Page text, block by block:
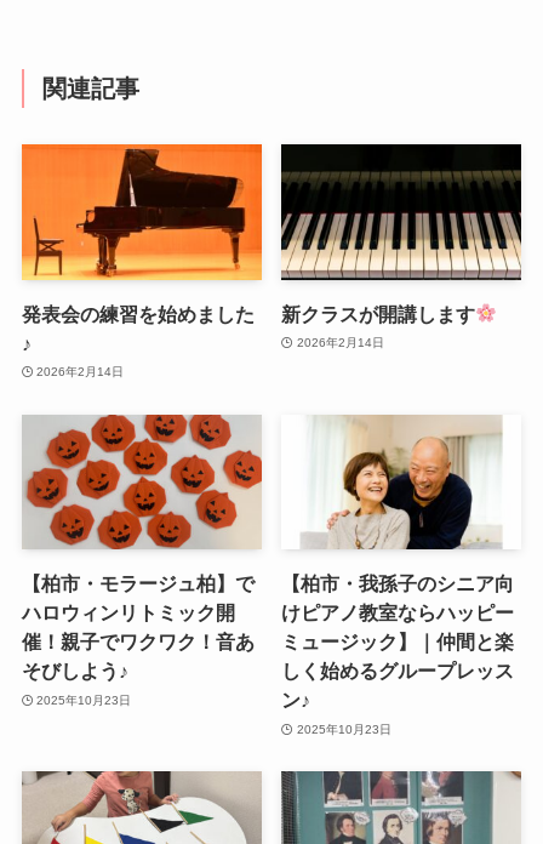
関連記事
発表会の練習を始めました
♪
2026年2月14日
新クラスが開講します
2026年2月14日
【柏市・モラージュ柏】で
ハロウィンリトミック開
催！親子でワクワク！音あ
そびしよう♪
2025年10月23日
【柏市・我孫子のシニア向
けピアノ教室ならハッピー
ミュージック】｜仲間と楽
しく始めるグループレッス
ン♪
2025年10月23日